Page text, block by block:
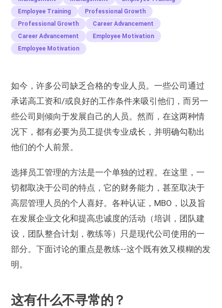
Employee Training
Professional Growth
Professional Growth
Career Advancement
Career Advancement
Employee Motivation
Employee Motivation
如今，许多公司缺乏合格的专业人员。一些公司通过
承诺高工资和/或良好的工作条件来吸引他们，而另一
些公司则倾向于发展自己的人员。然而，在这两种情
况下，都有必要为员工提供专业成长，并明确勾勒出
他们的个人前景。
选择员工管理的方法是一个单独的过程。在这里，一
切都取决于公司的特点，它的财务能力，甚至取决于
高层管理人员的个人喜好。各种认证，MBO，以及旨
在发展企业文化和提高忠诚度的活动（培训，团队建
设，团队整合计划，教练等）只是现代公司使用的一
部分。下面讨论的重点是教练--这个既有效又模糊的发
明。
这有什么不寻常的？